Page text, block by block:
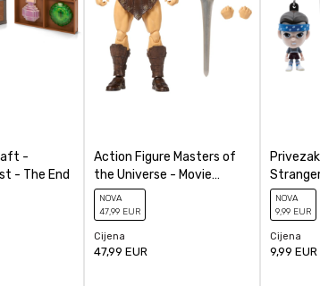
-
- The End
Action Figure Masters of
the Universe - Movie
Chronicles - He-Man
NOVA
47,99 EUR
Cijena
47,99 EUR
Hero -
NOVA
9,99 EUR
Cijena
9,99 EUR